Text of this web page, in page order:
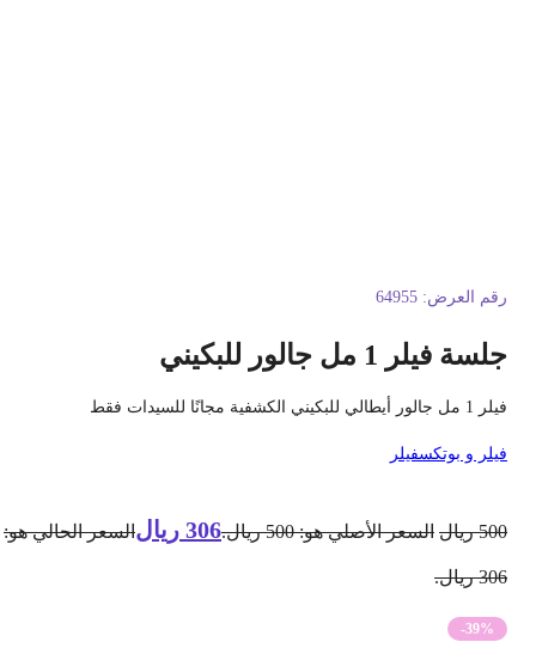
العرض: 64955
فيلر 1 مل جالور للبكيني
و بوتكسفيلر
ريال السعر الأصلي هو: 500 ريال. 306 ريال السعر الحالي هو:
-39%